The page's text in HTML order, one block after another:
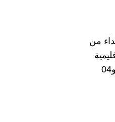
من
التي تم توزيعها عليها، ولهذا الغرض سيتم فتح الموقع المخصص لهذه العملية للمعنيين بالأمر خلال الفترة المتراوحة ما بين 03 و04